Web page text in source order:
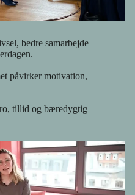
bedre samarbejde
påvirker motivation,
tillid og bæredygtig